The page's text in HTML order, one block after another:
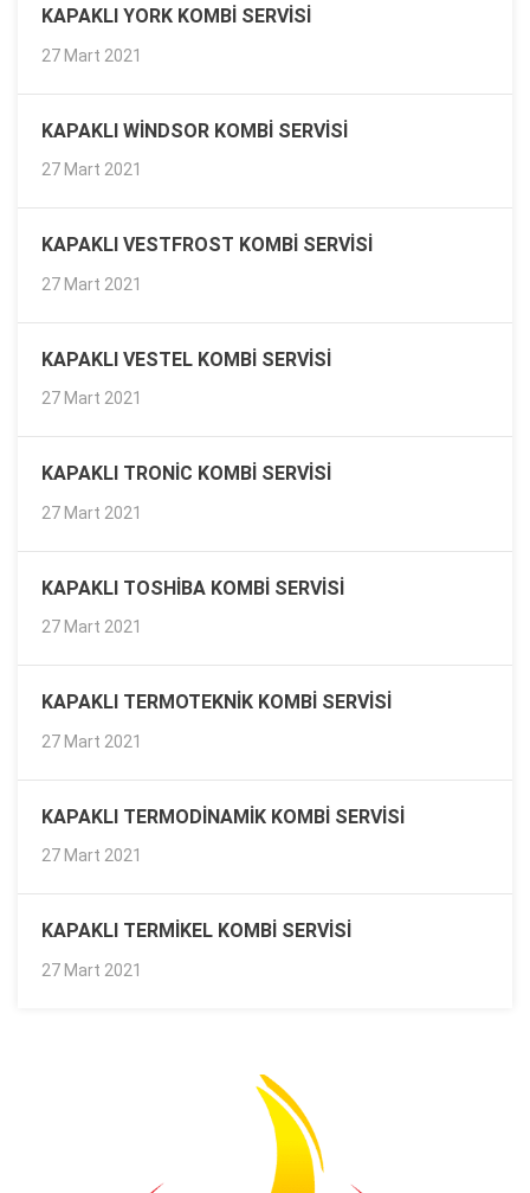
KAPAKLI YORK KOMBI SERVISI
27 Mart 2021
KAPAKLI WINDSOR KOMBI SERVISI
27 Mart 2021
KAPAKLI VESTFROST KOMBI SERVISI
27 Mart 2021
KAPAKLI VESTEL KOMBI SERVISI
27 Mart 2021
KAPAKLI TRONIC KOMBI SERVISI
27 Mart 2021
KAPAKLI TOSHIBA KOMBI SERVISI
27 Mart 2021
KAPAKLI TERMOTEKNIK KOMBI SERVISI
27 Mart 2021
KAPAKLI TERMODINAMIK KOMBI SERVISI
27 Mart 2021
KAPAKLI TERMIKEL KOMBI SERVISI
27 Mart 2021